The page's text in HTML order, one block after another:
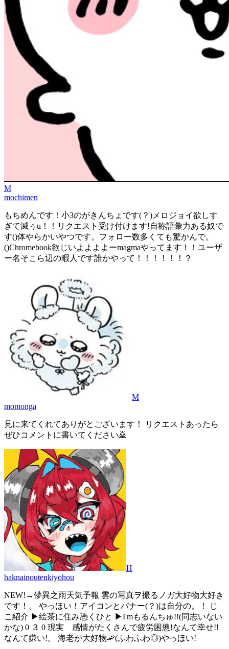
M
mochimen
もちめんです！小3のがきんちょです(？)メロジョイ欲しす
ぎて滅ぅu！！リクエスト受け付けます!自称語彙力ある奴で
す()体やらかいやつです。フォロー数多くても驚かんで。
()Chromebook欲じいよよよよーmagmaやってます！！ユーザ
ー名そこら辺の暇人です誰かやって！！！！！！？
M
momonga
見に来てくれてありがとございます！ リクエストあったら
ぜひコメントに書いてください🙇
H
haknainoutenkiyohou
NEW!→儚異之雨天気予報 雲の写真ヲ撮るノガ大好物大好き
です！。 やっほい！アイコンとバナー(？)は自分の。！ じ
こ紹介 ▶絵茶に住み憑くひと ▶I'mもるんちゅ!!(同志いない
かな) 0 ３ 0 現実 感情がたくさんで疲労困憊!なんて幸せ!!
なんて嫌い!。 海老が大好物🦐(ふわふわ◎)やっほい!